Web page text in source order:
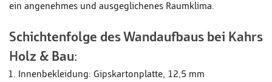
ein angenehmes und ausgeglichenes Raumklima.
Schichtenfolge des Wandaufbaus bei Kahrs
Holz & Bau:
Innenbekleidung: Gipskartonplatte, 12,5 mm